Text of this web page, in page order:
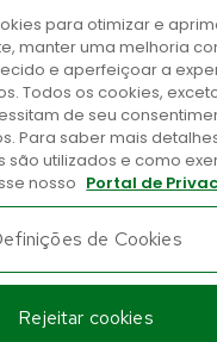
97245-0310
SIM
99970-4754
/ +55 (31) 9
para otimizar e
manter uma melhoria
e aperfeiçoar a
Todos os cookies,
de seu
Para saber mais
são utilizados e como
nosso Portal de
de Cookies
Rejeitar cookies